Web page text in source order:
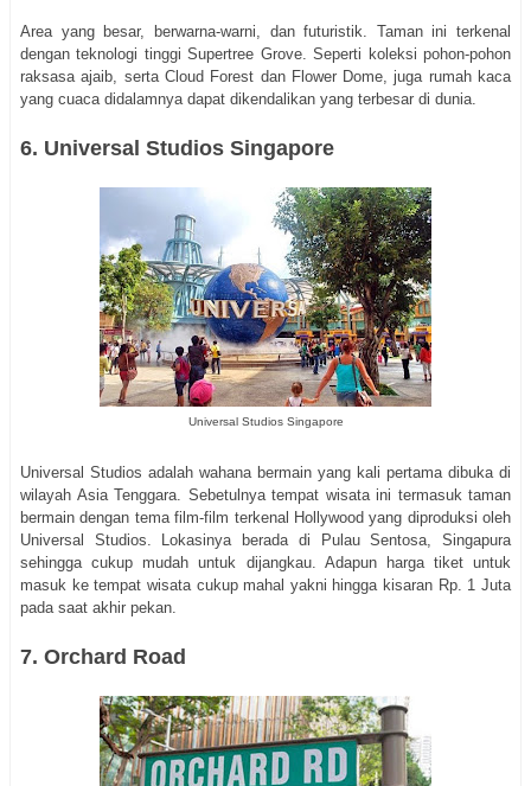
Area yang besar, berwarna-warni, dan futuristik. Taman ini terkenal
dengan teknologi tinggi Supertree Grove. Seperti koleksi pohon-pohon
raksasa ajaib, serta Cloud Forest dan Flower Dome, juga rumah kaca
yang cuaca didalamnya dapat dikendalikan yang terbesar di dunia.
6. Universal Studios Singapore
Universal Studios Singapore
Universal Studios adalah wahana bermain yang kali pertama dibuka di
wilayah Asia Tenggara. Sebetulnya tempat wisata ini termasuk taman
bermain dengan tema film-film terkenal Hollywood yang diproduksi oleh
Universal Studios. Lokasinya berada di Pulau Sentosa, Singapura
sehingga cukup mudah untuk dijangkau. Adapun harga tiket untuk
masuk ke tempat wisata cukup mahal yakni hingga kisaran Rp. 1 Juta
pada saat akhir pekan.
7. Orchard Road